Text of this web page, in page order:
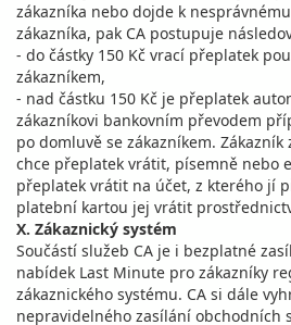
zákazníka nebo dojde k
zákazníka, pak CA postupuje
- do částky 150 Kč vrací přeplatek
zákazníkem,
- nad částku 150 Kč je přeplatek
zákazníkovi bankovním převodem
po domluvě se zákazníkem.
chce přeplatek vrátit, písemně nebo
přeplatek vrátit na účet, z kterého jí
platební kartou jej vrátit
X. Zákaznický systém
Součástí služeb CA je i bezplatné
nabídek Last Minute pro zákazníky
zákaznického systému. CA si dále
nepravidelného zasílání obchodních